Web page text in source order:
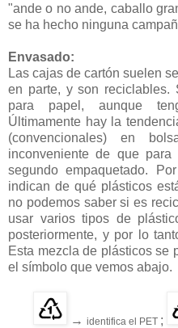
"ande o no ande, caballo
se ha hecho ninguna
Envasado:
Las cajas de cartón suelen
en parte, y son reciclables.
para papel, aunque
Últimamente hay la
(convencionales) en
inconveniente de que
segundo empaquetado.
indican de qué plásticos
no podemos saber si es
usar varios tipos de
posteriormente, y por lo
Esta mezcla de plásticos se
el símbolo que vemos abajo.
→ identifica el PET ;